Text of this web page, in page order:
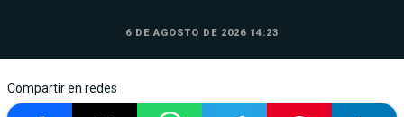
6 DE AGOSTO DE 2026 14:23
Compartir en redes